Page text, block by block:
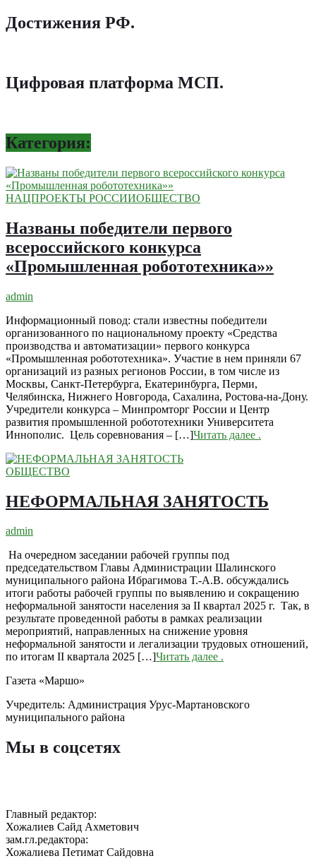
Достижения РФ.
Цифровая платформа МСП.
Категория:
НАЦПРОЕКТЫ РОССИИОБЩЕСТВО
Названы победители первого
всероссийского конкурса
«Промышленная робототехника»»
admin
Информационный повод: стали известны победители
организованного по национальному проекту «Средства
производства и автоматизации» первого конкурса
«Промышленная робототехника». Участие в нем приняли 67
организаций из разных регионов России, в том числе из
Москвы, Санкт-Петербурга, Екатеринбурга, Перми,
Челябинска, Нижнего Новгорода, Сахалина, Ростова-на-Дону.
Учредители конкурса – Минпромторг России и Центр
развития промышленной робототехники Университета
Иннополис. Цель соревнования – […]Читать далее .
ОБЩЕСТВО
НЕФОРМАЛЬНАЯ ЗАНЯТОСТЬ
admin
На очередном заседании рабочей группы под
председательством Главы Администрации Шалинского
муниципального района Ибрагимова Т.-А.В. обсуждались
итоги работы рабочей группы по выявлению и сокращению
неформальной занятости населения за II квартал 2025 г. Так, в
результате проведенной работы в рамках реализации
мероприятий, направленных на снижение уровня
неформальной занятости и легализации трудовых отношений,
по итогам II квартала 2025 […]Читать далее .
Газета «Маршо»
Учредитель: Администрация Урус-Мартановского
муниципального района
Мы в соцсетях
Главный редактор:
Хожалиев Сайд Ахметович
зам.гл.редактора:
Хожалиева Петимат Сайдовна